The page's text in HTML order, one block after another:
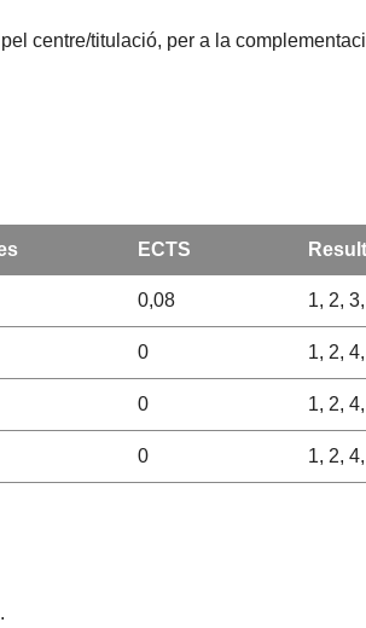
centre/titulació, per a la
ECTS
0,08 1, 2,
0 1, 2,
0 1, 2,
0 1, 2,